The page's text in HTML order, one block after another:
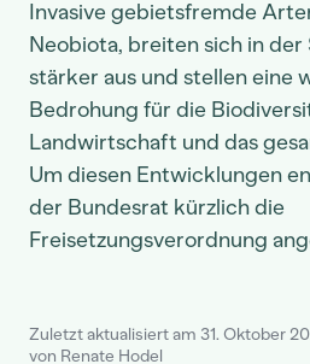
Invasive gebietsfremde
Neobiota, breiten sich in der
stärker aus und stellen eine
Bedrohung für die
Landwirtschaft und das
Um diesen Entwicklungen
der Bundesrat kürzlich die
Freisetzungsverordnung
Zuletzt aktualisiert am 31. Oktober
von Renate Hodel